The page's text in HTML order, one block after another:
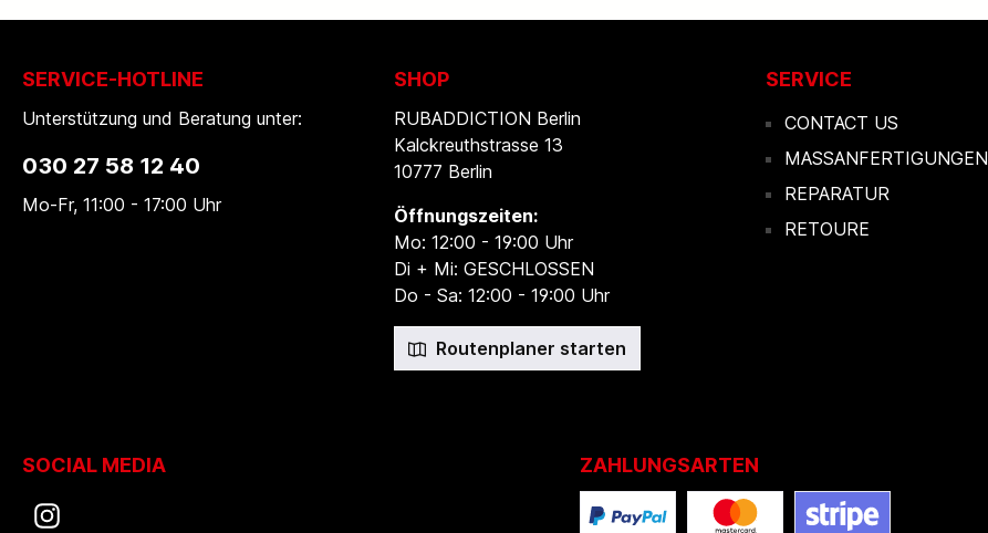
SHOP
RUBADDICTION Berlin
Kalckreuthstrasse 13
10777 Berlin
Öffnungszeiten:
Mo: 12:00 - 19:00 Uhr
Di + Mi: GESCHLOSSEN
Do - Sa: 12:00 - 19:00 Uhr
Routenplaner starten
SERVICE
CONTACT US
MASSANFERTIGUNGEN
REPARATUR
RETOURE
SERVICE-HOTLINE
Unterstützung und Beratung unter:
030 27 58 12 40
Mo-Fr, 11:00 - 17:00 Uhr
SOCIAL MEDIA ZAHLUNGSARTEN